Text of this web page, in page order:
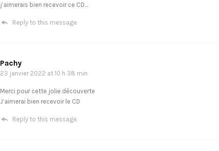
j’aimerais bien recevoir ce CD…
Reply to this message
Pachy
23 janvier 2022 at 10 h 38 min
Merci pour cette jolie découverte
J’aimerai bien recevoir le CD
Reply to this message